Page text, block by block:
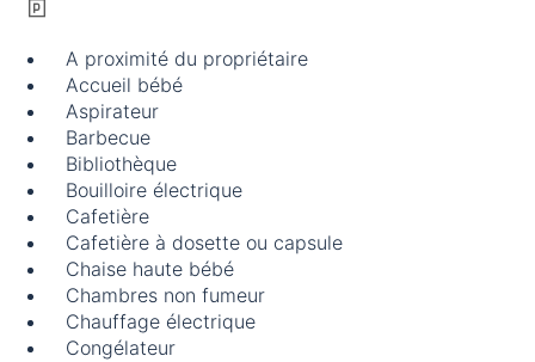
A proximité du propriétaire
Accueil bébé
Aspirateur
Barbecue
Bibliothèque
Bouilloire électrique
Cafetière
Cafetière à dosette ou capsule
Chaise haute bébé
Chambres non fumeur
Chauffage électrique
Congélateur